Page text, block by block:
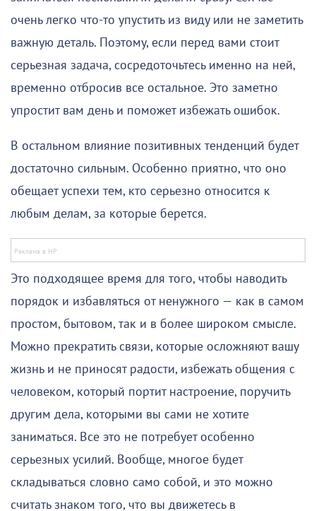
очень легко что-то упустить из виду или не заметить
важную деталь. Поэтому, если перед вами стоит
серьезная задача, сосредоточьтесь именно на ней,
временно отбросив все остальное. Это заметно
упростит вам день и поможет избежать ошибок.
В остальном влияние позитивных тенденций будет
достаточно сильным. Особенно приятно, что оно
обещает успехи тем, кто серьезно относится к
любым делам, за которые берется.
Это подходящее время для того, чтобы наводить
порядок и избавляться от ненужного — как в самом
простом, бытовом, так и в более широком смысле.
Можно прекратить связи, которые осложняют вашу
жизнь и не приносят радости, избежать общения с
человеком, который портит настроение, поручить
другим дела, которыми вы сами не хотите
заниматься. Все это не потребует особенно
серьезных усилий. Вообще, многое будет
складываться словно само собой, и это можно
считать знаком того, что вы движетесь в